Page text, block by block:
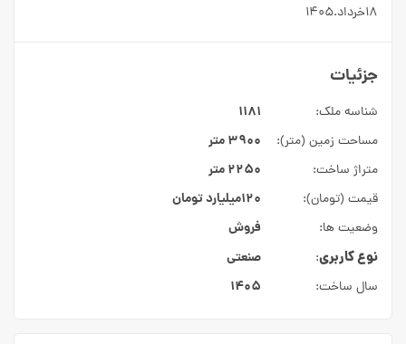
۱۸خرداد.۱۴۰۵
جزئیات
شناسه ملک: ۱۱۸۱
مساحت زمین (متر): ۳۹۰۰ متر
متراژ ساخت: ۲۲۵۰ متر
قیمت (تومان): ۱۲۰میلیارد تومان
وضعیت ها: فروش
نوع کاربری: صنعتی
سال ساخت: ۱۴۰۵